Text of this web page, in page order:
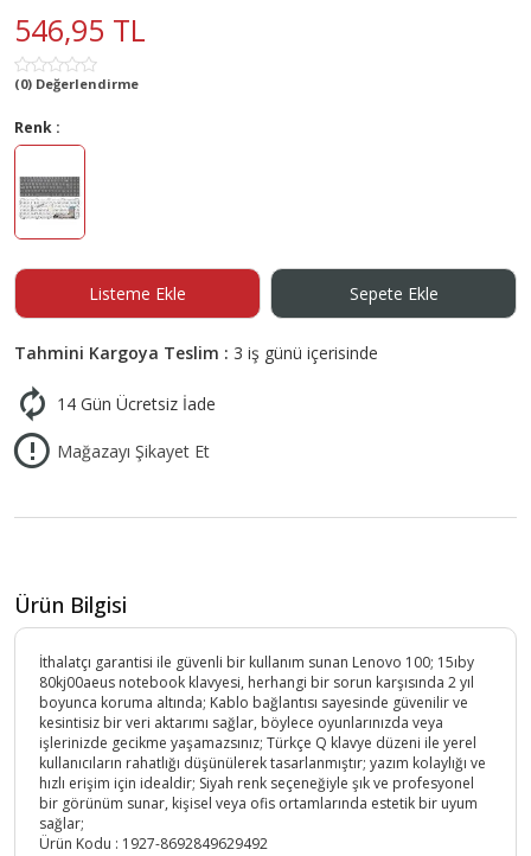
546,95 TL
(0) Değerlendirme
Renk :
Listeme Ekle Sepete Ekle
Tahmini Kargoya Teslim : 3 iş günü içerisinde
14 Gün Ücretsiz İade
Mağazayı Şikayet Et
Ürün Bilgisi
İthalatçı garantisi ile güvenli bir kullanım sunan Lenovo 100; 15ıby
80kj00aeus notebook klavyesi, herhangi bir sorun karşısında 2 yıl
boyunca koruma altında; Kablo bağlantısı sayesinde güvenilir ve
kesintisiz bir veri aktarımı sağlar, böylece oyunlarınızda veya
işlerinizde gecikme yaşamazsınız; Türkçe Q klavye düzeni ile yerel
kullanıcıların rahatlığı düşünülerek tasarlanmıştır; yazım kolaylığı ve
hızlı erişim için idealdir; Siyah renk seçeneğiyle şık ve profesyonel
bir görünüm sunar, kişisel veya ofis ortamlarında estetik bir uyum
sağlar;
Ürün Kodu : 1927-8692849629492